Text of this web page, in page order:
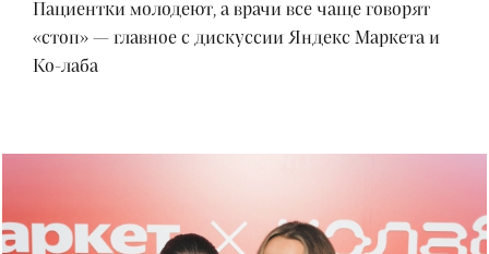
Пациентки молодеют, а врачи все чаще говорят
«стоп» — главное с дискуссии Яндекс Маркета и
Ко-лаба